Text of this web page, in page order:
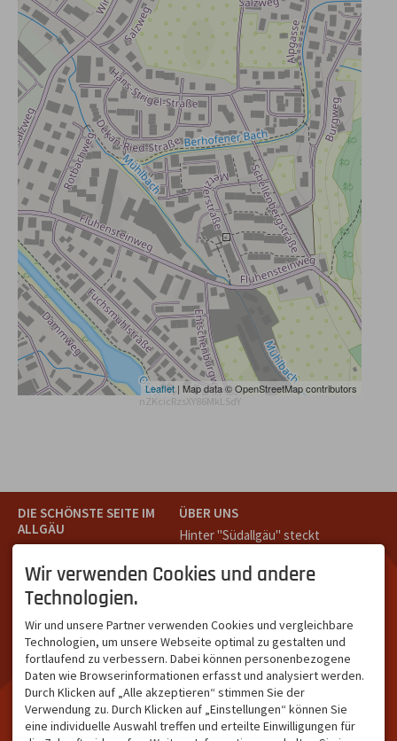
Leaflet | Map data © OpenStreetMap contributors
nZKcicRzsXY86MkLSdY
DIE SCHÖNSTE SEITE IM
ALLGÄU
Teil des Oberallgäus. Es
verbindet die Tourismus-
Destinationen Oberstdorf,
Kleinwalsertal und beliebte
Urlaubsziele wie die
Hörnerdörfer, Alpsee-
Grünten, Oberstaufen oder
Wertach im Allgäu.
ÜBER UNS
Hinter "Südallgäu" steckt
Oberstdorf.
Unser Ziel ist ein attraktives
Leistungsträger im
südlichen Oberallgäu eine
starke Plattform bietet.
NETZWERK & REICHWEITE
Wir verwenden Cookies und andere
Technologien.
Wir und unsere Partner verwenden Cookies und vergleichbare
Technologien, um unsere Webseite optimal zu gestalten und
fortlaufend zu verbessern. Dabei können personenbezogene
Daten wie Browserinformationen erfasst und analysiert werden.
Durch Klicken auf „Alle akzeptieren“ stimmen Sie der
Verwendung zu. Durch Klicken auf „Einstellungen“ können Sie
eine individuelle Auswahl treffen und erteilte Einwilligungen für